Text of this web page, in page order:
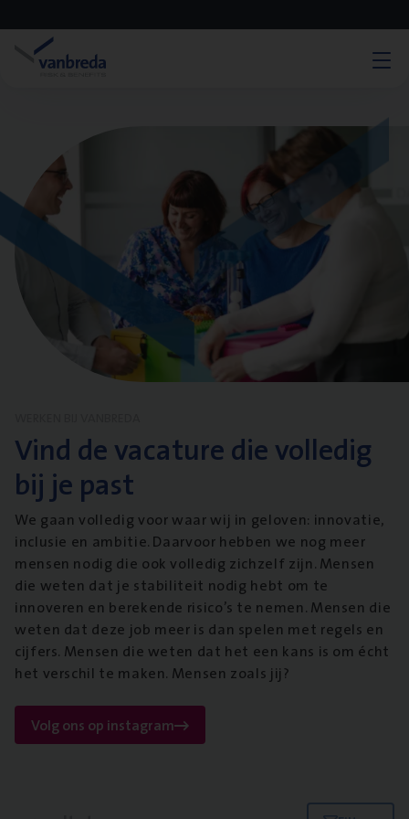
Vind de vacature die volledig
bij je past
We gaan volledig voor waar wij in geloven: innovatie,
inclusie en ambitie. Daarvoor hebben we nog meer
mensen nodig die ook volledig zichzelf zijn. Mensen
die weten dat je stabiliteit nodig hebt om te
innoveren en berekende risico’s te nemen. Mensen die
weten dat deze job meer is dan spelen met regels en
cijfers. Mensen die weten dat het een kans is om écht
het verschil te maken. Mensen zoals jij?
Volg ons op instagram